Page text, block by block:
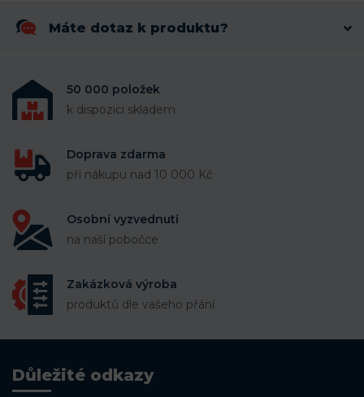
Máte dotaz k produktu?
50 000 položek
k dispozici skladem
Doprava zdarma
při nákupu nad 10 000 Kč
Osobní vyzvednutí
na naší pobočce
Zakázková výroba
produktů dle vašeho přání
Důležité odkazy